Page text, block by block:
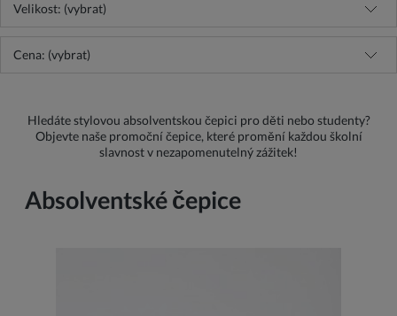
Velikost: (vybrat)
Cena: (vybrat)
Hledáte stylovou absolventskou čepici pro děti nebo studenty?
Objevte naše promoční čepice, které promění každou školní
slavnost v nezapomenutelný zážitek!
Absolventské čepice